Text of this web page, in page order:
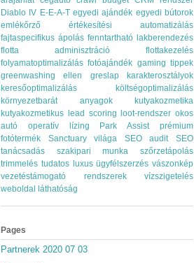
Diablo IV E-E-A-T egyedi ajándék egyedi bútorok
emlékőrző
értékesítési automatizálás
fajtaspecifikus ápolás fenntartható lakberendezés
flotta adminisztráció
flottakezelés
folyamatoptimalizálás fotóajándék gaming tippek
greenwashing ellen
greslap
karakterosztályok
keresőoptimalizálás
költségoptimalizálás
környezetbarát anyagok
kutyakozmetika
kutyakozmetikus lead scoring loot-rendszer okos
autó
operatív lízing Park Assist
prémium
fotótermék
Sanctuary világa SEO audit
SEO
tanácsadás
szakipari munka
szőrzetápolás
trimmelés tudatos luxus ügyfélszerzés vászonkép
vezetéstámogató rendszerek
vízszigetelés
weboldal láthatóság
Pages
Partnerek 2020 07 03